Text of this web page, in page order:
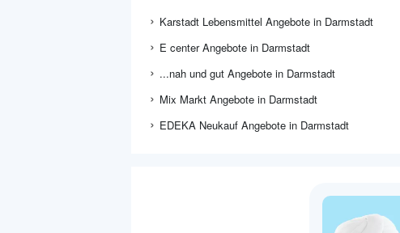
Karstadt Lebensmittel Angebote in Darmstadt
E center Angebote in Darmstadt
...nah und gut Angebote in Darmstadt
Mix Markt Angebote in Darmstadt
EDEKA Neukauf Angebote in Darmstadt